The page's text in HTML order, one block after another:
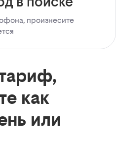
произнесите
как
или